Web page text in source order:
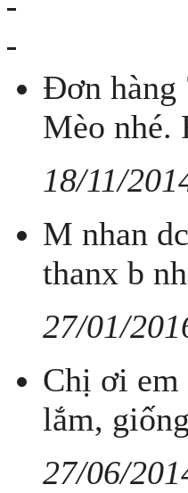
Đơn hàng
Mèo nhé.
18/11/
M nhan
thanx b
27/01/
Chị ơi em
lắm,
27/06/